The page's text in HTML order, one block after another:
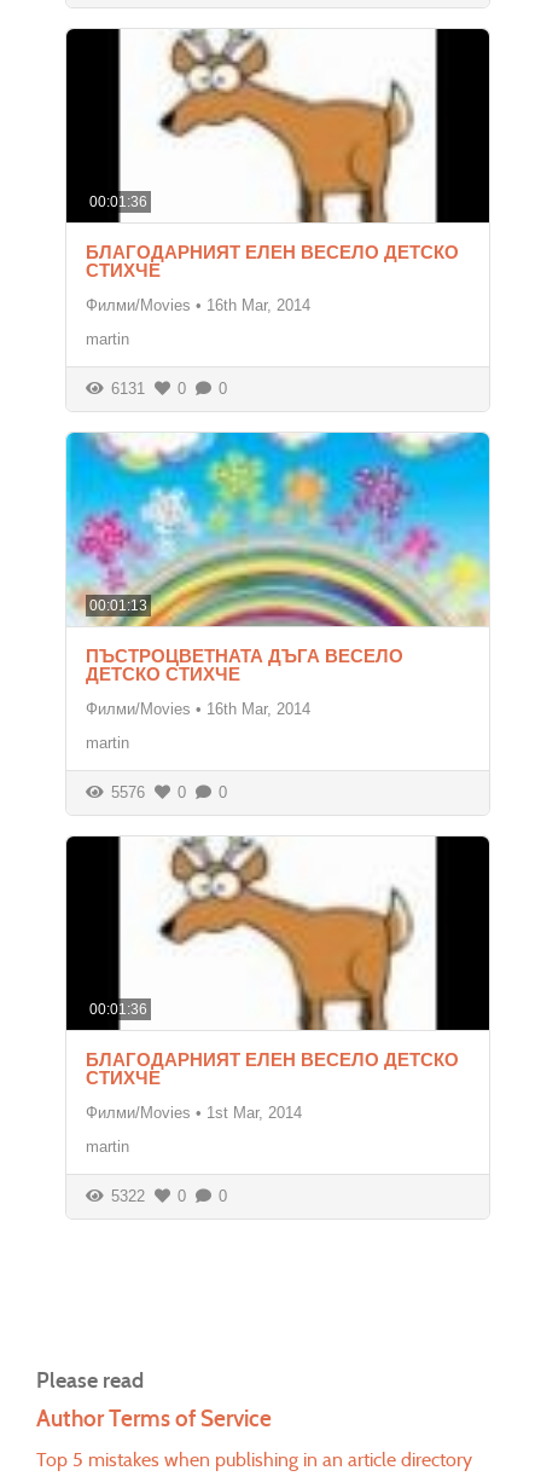
00:01:36
БЛАГОДАРНИЯТ ЕЛЕН ВЕСЕЛО ДЕТСКО
СТИХЧЕ
Филми/Movies • 16th Mar, 2014
martin
6131 0 0
00:01:13
ПЪСТРОЦВЕТНАТА ДЪГА ВЕСЕЛО
ДЕТСКО СТИХЧЕ
Филми/Movies • 16th Mar, 2014
martin
5576 0 0
00:01:36
БЛАГОДАРНИЯТ ЕЛЕН ВЕСЕЛО ДЕТСКО
СТИХЧЕ
Филми/Movies • 1st Mar, 2014
martin
5322 0 0
Please read
Author Terms of Service
Top 5 mistakes when publishing in an article directory